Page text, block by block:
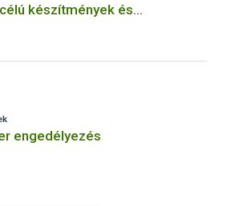
készítmények és
engedélyezés